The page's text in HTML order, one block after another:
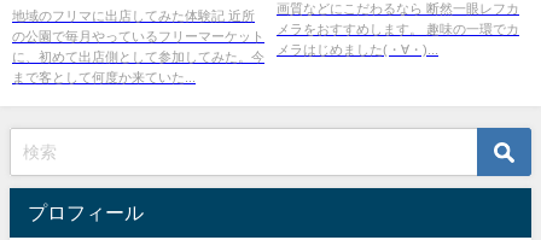
地域のフリマに出店してみた体験記 近所
の公園で毎月やっているフリーマーケット
に、初めて出店側として参加してみた。今
まで客として何度か来ていた...
画質などにこだわるなら 断然一眼レフカ
メラをおすすめします。 趣味の一環でカ
メラはじめました(・∀・)...
プロフィール